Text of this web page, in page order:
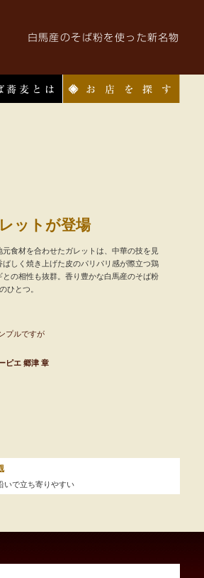
ットが登場
食材を合わせたガレットは、中華の技を見
しく焼き上げた皮のパリパリ感が際立つ鶏
の相性も抜群。香り豊かな白馬産のそば粉
ひとつ。
プルですが
ピエ 郷津 章
いで立ち寄りやすい